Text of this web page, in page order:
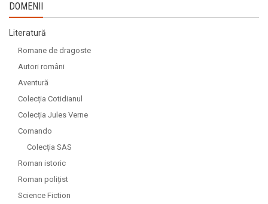
DOMENII
Literatură
Romane de dragoste
Autori români
Aventură
Colecția Cotidianul
Colecția Jules Verne
Comando
Colecția SAS
Roman istoric
Roman polițist
Science Fiction